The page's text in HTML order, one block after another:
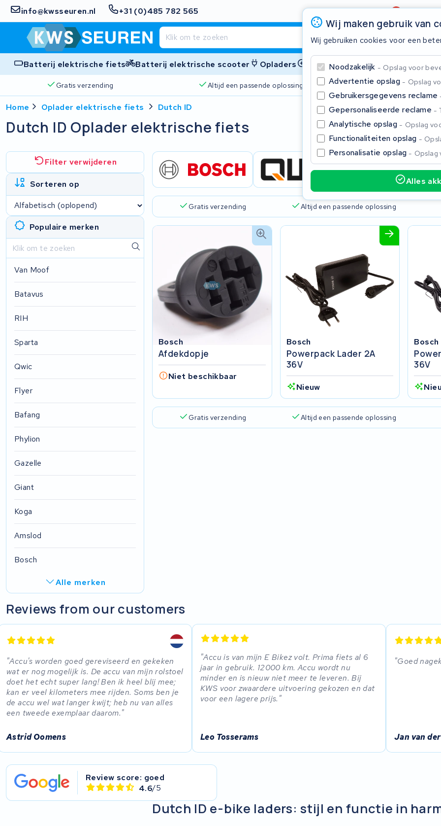
info@kwsseuren.nl +31 (0)485 782 565 Beoordeling4,6/5
Batterij elektrische fiets Batterij elektrische scooter Opladers Accessoires
Gratis verzending Altijd een passende oplossing 2 jaar
Wij maken gebruik van
Wij gebruiken cookies voor een
Noodzakelijk Opslag voor
Advertentie opslag Opslag
Gebruikersgegevens reclame
Gepersonaliseerde reclame
Analytische opslag Opslag
Functionaliteiten opslag
Personalisatie opslag Opslag
Alles
Home Oplader elektrische fiets Dutch ID
Dutch ID Oplader elektrische fiets
Filter verwijderen
Sorteren op
Populaire merken
Van Moof
Batavus
RIH
Sparta
Qwic
Flyer
Bafang
Phylion
Gazelle
Giant
Koga
Amslod
Bosch
Alle merken
Ghost
Panasonic
Popal
Brinckers
Gratis verzending Altijd een passende oplossing
Bosch
Afdekdopje
Niet beschikbaar
Bosch
Powerpack Lader 2A
36V
Nieuw
Bosch
36V
Gratis verzending Altijd een passende oplossing
Reviews from our customers
Accu's worden goed gereviseerd en gekeken
wat er nog mogelijk is. De accu van mijn rolstoel
doet het echt super lang! Ben ik heel blij mee;
kan er veel kilometers mee rijden. Soms ben je
de accu wel wat langer kwijt; heb nu van alles
een tweede exemplaar daarom.
Astrid Oomens
Accu is van mijn E Bikez volt. Prima fiets al 6
jaar in gebruik. 12000 km. Accu wordt nu
minder en is nieuw niet meer te leveren. Bij
KWS voor zwaardere uitvoering gekozen en dat
voor een lagere prijs.
Leo Tosserams
Goed
Jan van
Review score: goed
4.6/5
Dutch ID e-bike laders: stijl en functie in
Begin te typen in de zoekbalk om te zoeken